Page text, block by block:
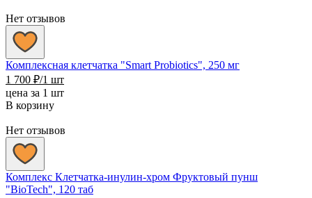
Нет отзывов
Комплексная клетчатка "Smart Probiotics", 250 мг
1 700 ₽/1 шт
цена за 1 шт
В корзину
Нет отзывов
Комплекс Клетчатка-инулин-хром Фруктовый пунш
"BioTech", 120 таб